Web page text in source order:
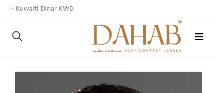
Kuwaiti Dinar KWD